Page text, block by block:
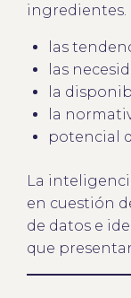
ingredientes.
las
las
la
la
potencial
La
en cuestión
de datos e
que